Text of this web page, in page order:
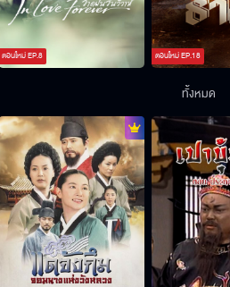
ตอนใหม่EP.8 ตอนใหม่EP.18
ทั้งหมด